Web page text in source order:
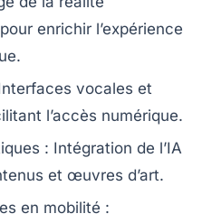
enrichir l’expérience
vocales et
l’accès numérique.
: Intégration de l’IA
et œuvres d’art.
en mobilité :